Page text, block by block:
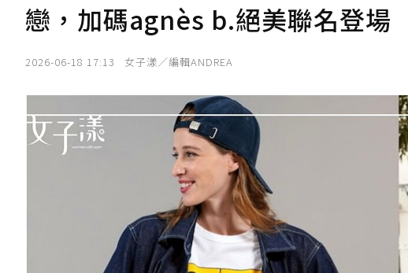
戀，加碼agnès b.絕美聯名登場
2026-06-18 17:13 女子漾／編輯ANDREA